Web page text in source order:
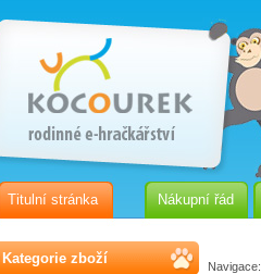
Titulní stránka Nákupní řád
Kategorie zboží Navigace: